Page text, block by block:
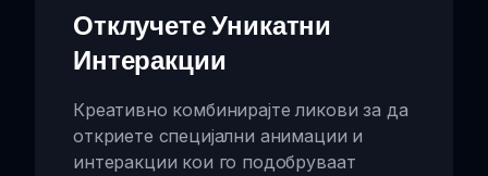
Отклучете Уникатни
Интеракции
Креативно комбинирајте ликови за да
откриете специјални анимации и
интеракции кои го подобруваат